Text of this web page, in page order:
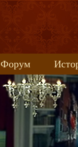
Форум
Книжные